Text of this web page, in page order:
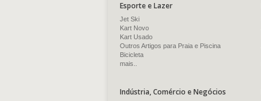
Esporte e Lazer
Jet Ski
Kart Novo
Kart Usado
Outros Artigos para Praia e Piscina
Bicicleta
mais..
Indústria, Comércio e Negócios